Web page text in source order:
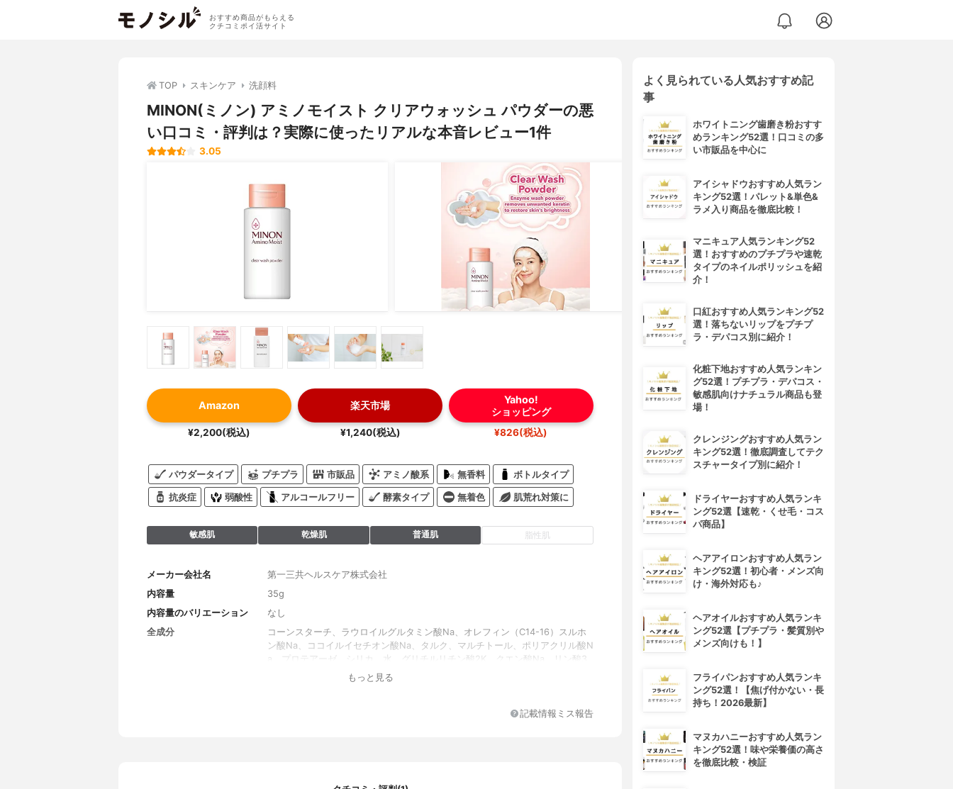
おすすめ商品がもらえる
クチコミポイ活サイト
TOP スキンケア 洗顔料
MINON(ミノン) アミノモイスト クリアウォッシュ パウダーの悪
い口コミ・評判は？実際に使ったリアルな本音レビュー1件
3.05
Amazon
¥2,200(税込)
楽天市場
¥1,240(税込)
Yahoo!
ショッピング
¥826(税込)
パウダータイプ プチプラ 市販品 アミノ酸系 無香料 ボトルタイプ
抗炎症 弱酸性 アルコールフリー 酵素タイプ 無着色 肌荒れ対策に
敏感肌 乾燥肌 普通肌 脂性肌
メーカー会社名
第一三共ヘルスケア株式会社
内容量
35g
内容量のバリエーション
なし
全成分
コーンスターチ、ラウロイルグルタミン酸Na、オレフィン（C14-16）スルホ
ン酸Na、ココイルイセチオン酸Na、タルク、マルチトール、ポリアクリル酸N
a、プロテアーゼ、シリカ、水、グリチルリチン酸2K、クエン酸Na、リン酸3
Na、カルノシン、グリシルグリシン、リシンHCl、ロイシン、PCA-Na、乳酸
イシン、トレオニン、プロリン、グリセリン、1,2-ヘキサンジオール、ヒスチ
もっと見る
記載情報ミス報告
よく見られている人気おすすめ記
事
ホワイトニング歯磨き粉おすす
めランキング52選！口コミの多
い市販品を中心に
アイシャドウおすすめ人気ラン
キング52選！パレット&単色&
ラメ入り商品を徹底比較！
マニキュア人気ランキング52
選！おすすめのプチプラや速乾
タイプのネイルポリッシュを紹
介！
口紅おすすめ人気ランキング52
選！落ちないリップをプチプ
ラ・デパコス別に紹介！
化粧下地おすすめ人気ランキン
グ52選！プチプラ・デパコス・
敏感肌向けナチュラル商品も登
場！
クレンジングおすすめ人気ラン
キング52選！徹底調査してテク
スチャータイプ別に紹介！
ドライヤーおすすめ人気ランキ
ング52選【速乾・くせ毛・コス
パ商品】
ヘアアイロンおすすめ人気ラン
キング52選！初心者・メンズ向
け・海外対応も♪
ヘアオイルおすすめ人気ランキ
ング52選【プチプラ・髪質別や
メンズ向けも！】
フライパンおすすめ人気ランキ
ング52選！【焦げ付かない・長
持ち！2026最新】
マヌカハニーおすすめ人気ラン
キング52選！味や栄養価の高さ
を徹底比較・検証